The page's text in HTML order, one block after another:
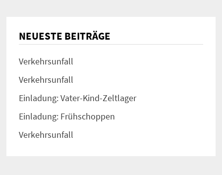
NEUESTE BEITRÄGE
Verkehrsunfall
Verkehrsunfall
Einladung: Vater-Kind-Zeltlager
Einladung: Frühschoppen
Verkehrsunfall